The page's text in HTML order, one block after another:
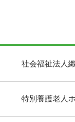
社会福祉法人
特別養護老人